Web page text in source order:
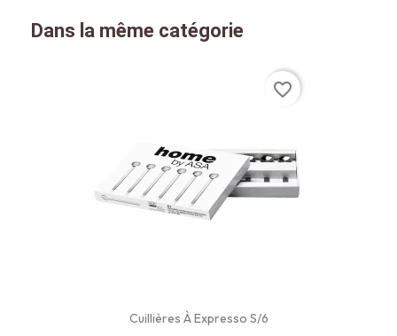
Dans la même catégorie
Cuillières À Expresso S/6
favorite_border